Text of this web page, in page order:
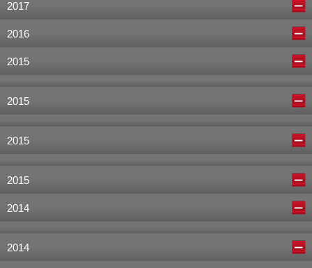
2017
2016
2015
2015
2015
2015
2014
2014